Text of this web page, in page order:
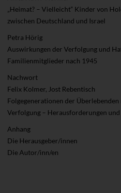
„Heimat? – Vielleicht“ Kinder von
zwischen Deutschland und Israel
Petra Hörig
Auswirkungen der Verfolgung und
Familienmitglieder nach 1945
Nachwort
Felix Kolmer, Jost Rebentisch
Folgegenerationen der
Verfolgung – Herausforderungen
Anhang
Die Herausgeber/innen
Die Autor/inn/en